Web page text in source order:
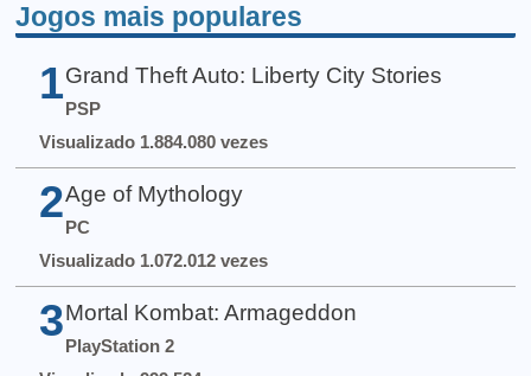
Jogos mais populares
1 Grand Theft Auto: Liberty City Stories
PSP
Visualizado 1.884.080 vezes
2 Age of Mythology
PC
Visualizado 1.072.012 vezes
3 Mortal Kombat: Armageddon
PlayStation 2